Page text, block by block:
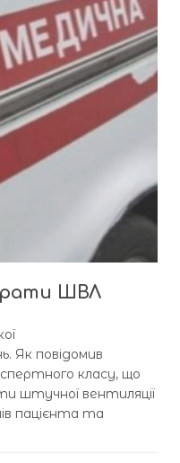
ШВЛ
Як повідомив
класу, що
штучної вентиляції
пацієнта та